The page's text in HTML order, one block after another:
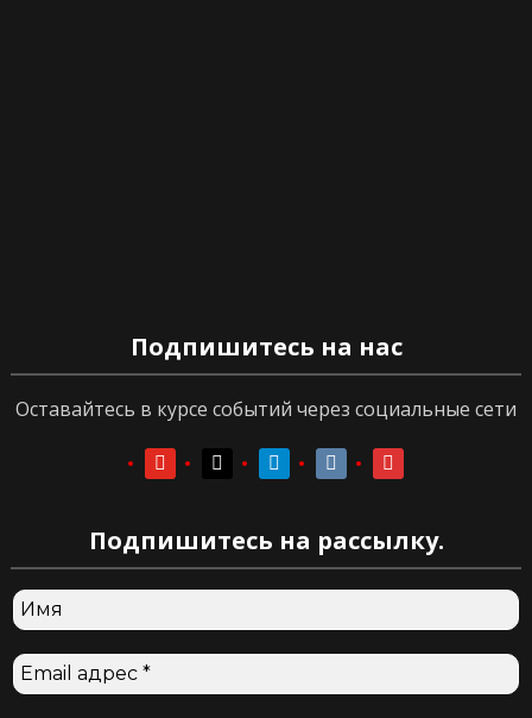
Подпишитесь на нас
Оставайтесь в курсе событий через социальные сети
youtubeyoutubetelegramvkontaktevkontakte
Подпишитесь на рассылку.